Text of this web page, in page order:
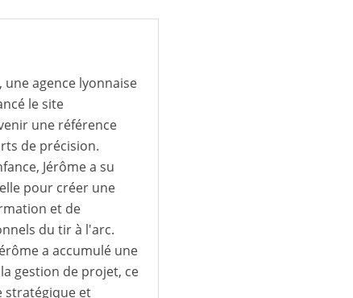
une agence lyonnaise
le site
une référence
de précision.
Jérôme a su
pour créer une
et de
du tir à l'arc.
a accumulé une
gestion de projet, ce
stratégique et